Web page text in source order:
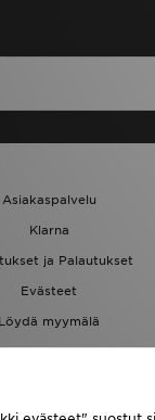
Asiakaspalvelu
Klarna
ja Palautukset
Evästeet
Löydä myymälä